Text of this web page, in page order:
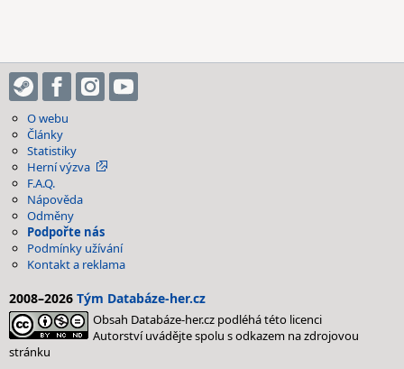
O webu
Články
Statistiky
Herní výzva
F.A.Q.
Nápověda
Odměny
Podpořte nás
Podmínky užívání
Kontakt a reklama
2008–2026 Tým Databáze-her.cz
Obsah Databáze-her.cz podléhá této licenci
Autorství uvádějte spolu s odkazem na zdrojovou
stránku